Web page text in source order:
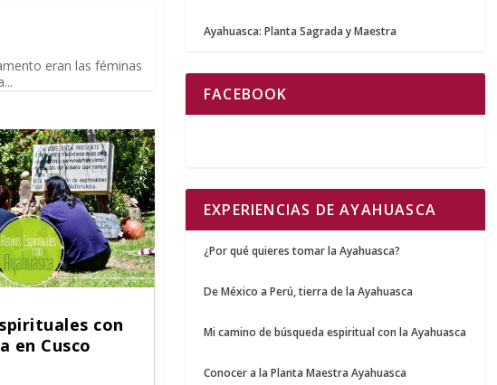
eran las féminas
con
en Cusco
Ayahuasca: Planta Sagrada y Maestra
FACEBOOK
EXPERIENCIAS DE AYAHUASCA
¿Por qué quieres tomar la Ayahuasca?
De México a Perú, tierra de la Ayahuasca
Mi camino de búsqueda espiritual con la Ayahuasca
Conocer a la Planta Maestra Ayahuasca